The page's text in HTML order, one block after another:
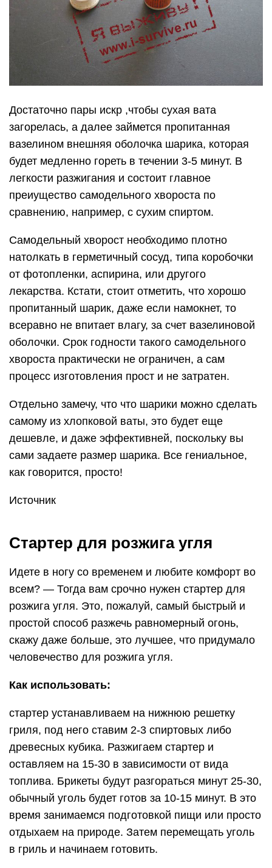
Достаточно пары искр ,чтобы сухая вата
загорелась, а далее займется пропитанная
вазелином внешняя оболочка шарика, которая
будет медленно гореть в течении 3-5 минут. В
легкости разжигания и состоит главное
преиущество самодельного хвороста по
сравнению, например, с сухим спиртом.
Самодельный хворост необходимо плотно
натолкать в герметичный сосуд, типа коробочки
от фотопленки, аспирина, или другого
лекарства. Кстати, стоит отметить, что хорошо
пропитанный шарик, даже если намокнет, то
всеравно не впитает влагу, за счет вазелиновой
оболочки. Срок годности такого самодельного
хвороста практически не ограничен, а сам
процесс изготовления прост и не затратен.
Отдельно замечу, что что шарики можно сделать
самому из хлопковой ваты, это будет еще
дешевле, и даже эффективней, поскольку вы
сами задаете размер шарика. Все гениальное,
как говорится, просто!
Источник
Стартер для розжига угля
Идете в ногу со временем и любите комфорт во
всем? — Тогда вам срочно нужен стартер для
розжига угля. Это, пожалуй, самый быстрый и
простой способ разжечь равномерный огонь,
скажу даже больше, это лучшее, что придумало
человечество для розжига угля.
Как использовать:
стартер устанавливаем на нижнюю решетку
гриля, под него ставим 2-3 спиртовых либо
древесных кубика. Разжигаем стартер и
оставляем на 15-30 в зависимости от вида
топлива. Брикеты будут разгораться минут 25-30,
обычный уголь будет готов за 10-15 минут. В это
время занимаемся подготовкой пищи или просто
отдыхаем на природе. Затем перемещать уголь
в гриль и начинаем готовить.